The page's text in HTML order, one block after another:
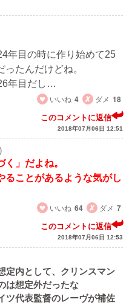
年目の時に作り始めて25
たんだけどね。
年目だし…
いいね 4 ダメ 18
このコメントに返信
2018年07月06日 12:51
く」だよね。
ることがあるような気がし
いいね 64 ダメ 7
このコメントに返信
2018年07月06日 12:53
定内として、クリンスマン
は想定外だったな
ツ代表監督のレーヴが補佐